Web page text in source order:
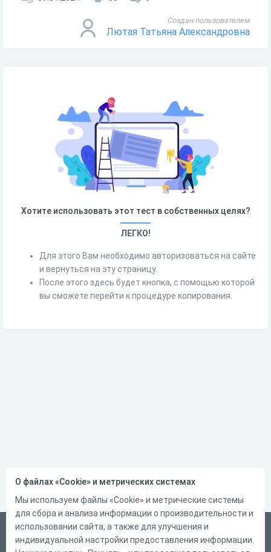
Создан пользователем
Лютая Татьяна Александровна
Хотите использовать этот тест в собственных целях?
ЛЕГКО!
Для этого Вам необходимо авторизоваться на сайте
и вернуться на эту страницу.
После этого здесь будет кнопка, с помощью которой
вы сможете перейти к процедуре копирования.
Русский
О файлах «Cookie» и метрических системах
Мы используем файлы «Cookie» и метрические системы
для сбора и анализа информации о производительности и
использовании сайта, а также для улучшения и
индивидуальной настройки предоставления информации.